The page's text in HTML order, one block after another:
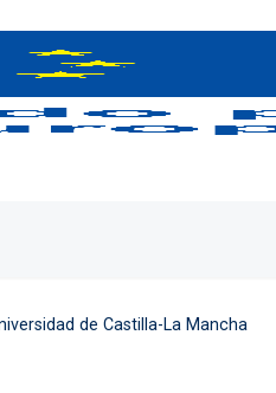
de Castilla-La Mancha